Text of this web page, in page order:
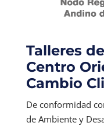
Talleres
Centro
Cambio
De conformidad
de Ambiente y